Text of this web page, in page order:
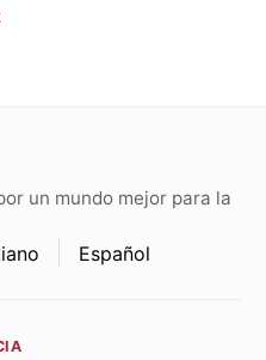
un mundo mejor para la
Español